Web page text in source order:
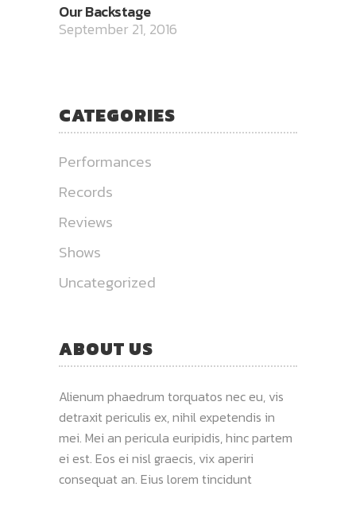
Our Backstage
September 21, 2016
CATEGORIES
Performances
Records
Reviews
Shows
Uncategorized
ABOUT US
Alienum phaedrum torquatos nec eu, vis
detraxit periculis ex, nihil expetendis in
mei. Mei an pericula euripidis, hinc partem
ei est. Eos ei nisl graecis, vix aperiri
consequat an. Eius lorem tincidunt